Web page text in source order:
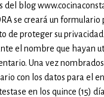
del blog
se creará un
de proteger su
el nombre que hayan
Una vez
con los datos para el
en los quince (15)